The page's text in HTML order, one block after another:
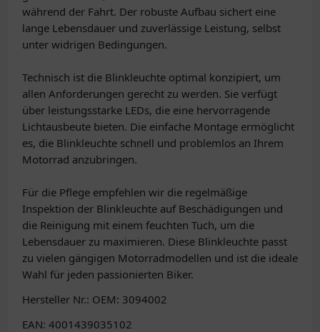
während der Fahrt. Der robuste Aufbau sichert eine
lange Lebensdauer und zuverlässige Leistung, selbst
unter widrigen Bedingungen.
Technisch ist die Blinkleuchte optimal konzipiert, um
allen Anforderungen gerecht zu werden. Sie verfügt
über leistungsstarke LEDs, die eine hervorragende
Lichtausbeute bieten. Die einfache Montage ermöglicht
es, die Blinkleuchte schnell und problemlos an Ihrem
Motorrad anzubringen.
Für die Pflege empfehlen wir die regelmäßige
Inspektion der Blinkleuchte auf Beschädigungen und
die Reinigung mit einem feuchten Tuch, um die
Lebensdauer zu maximieren. Diese Blinkleuchte passt
zu vielen gängigen Motorradmodellen und ist die ideale
Wahl für jeden passionierten Biker.
Hersteller Nr.: OEM: 3094002
EAN: 4001439035102